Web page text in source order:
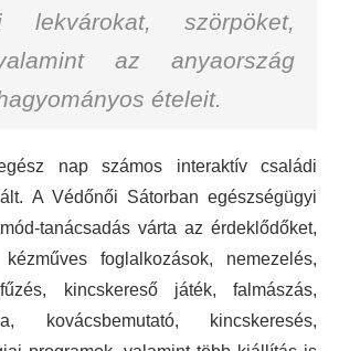
lekvárokat, szörpöket,
az anyaország
ételeit.
nap számos interaktív családi
A Védőnői Sátorban egészségügyi
tanácsadás várta az érdeklődőket,
foglalkozások, nemezelés,
kincskereső játék, falmászás,
kovácsbemutató, kincskeresés,